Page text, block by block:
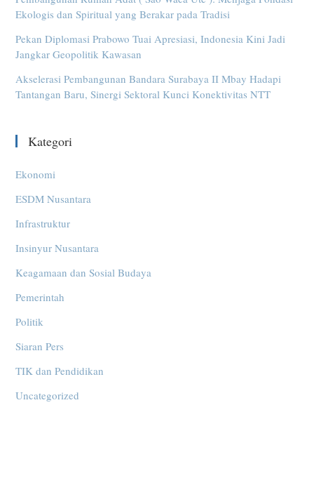
Ekologis dan Spiritual yang Berakar pada Tradisi
Pekan Diplomasi Prabowo Tuai Apresiasi, Indonesia Kini Jadi
Jangkar Geopolitik Kawasan
Akselerasi Pembangunan Bandara Surabaya II Mbay Hadapi
Tantangan Baru, Sinergi Sektoral Kunci Konektivitas NTT
Kategori
Ekonomi
ESDM Nusantara
Infrastruktur
Insinyur Nusantara
Keagamaan dan Sosial Budaya
Pemerintah
Politik
Siaran Pers
TIK dan Pendidikan
Uncategorized